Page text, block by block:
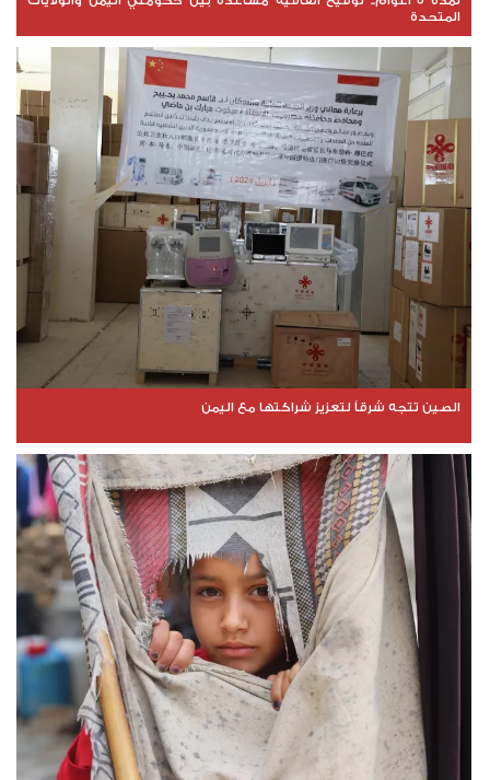
المتحدة
الصين تتجه شرقاً لتعزيز شراكتها مع اليمن